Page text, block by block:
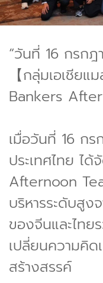
“วันที่ 16 กรกฎ
【กลุ่มเอเชีย
Bankers
เมื่อวันที่ 16 กร
ประเทศไทย ไ
Afternoon
บริหารระดับสูง
ของจีนและไทย
เปลี่ยนความคิด
สร้างสรรค์